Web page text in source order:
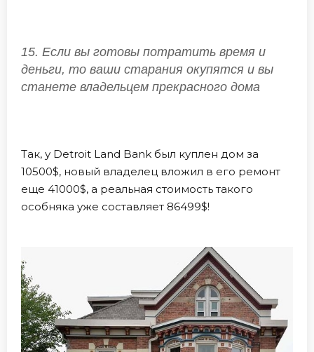
15. Если вы готовы потратить время и
деньги, то ваши старания окупятся и вы
станете владельцем прекрасного дома
Так, у Detroit Land Bank был куплен дом за
10500$, новый владелец вложил в его ремонт
еще 41000$, а реальная стоимость такого
особняка уже составляет 86499$!